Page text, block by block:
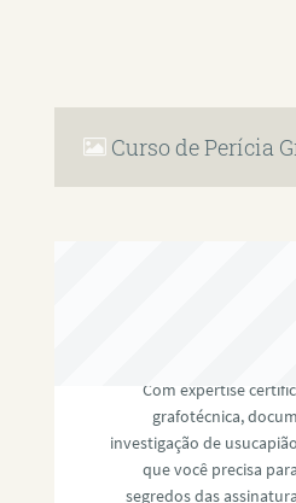
Curso de Perícia
Com expertise
grafotécnica,
investigação de
que você precisa
segredos das